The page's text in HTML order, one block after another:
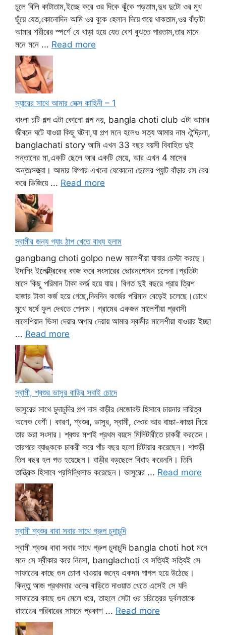
চুলে বিলি কাটাতাম,ইচ্ছে করে ওর দিকে ঝুঁকে পড়তাম,দুধ দুটো ওর মুখ
ছুঁয়ে যেত,কোনোদিন আমি ওর বুকে হেলান দিয়ে শুয়ে থাকতাম,ওর বাঁড়াটা
আমার শরীরের স্পর্শে যে খাড়া হয়ে যেত বেশ বুঝতে পারতাম,তার মানে
মনে মনে ... Read more
স্যারের সাথে আমার সেক্স কাহিনী – 1
বাংলা চটি গল্প এটা কোনো গল্প নয়, bangla choti club এটা আমার
জীবনে ঘটে যাওয়া কিছু ঘটনা,যা গল্প মনে হলেও সত্য আমার নাম ঐন্দ্রিলা,
banglachati story আমি এখন 33 বছর বয়সী বিবাহিত দুই
সন্তানের মা,একটি ছেলে আর একটি মেয়ে, আর এখন 4 মাসের
অন্তঃসত্ত্বা। আমার ফিগার এখনো যেকোনো ছেলের প্যান্ট বাঁড়ার রস বের
করে ভিজিয়ে ... Read more
স্বামীর জন্য গ্যাং ঠাপ খেতে বাধ্য হলাম
gangbang choti golpo new মালেশীয়া যাবার চেস্টা করছে।
ইদানিং ইলেক্ট্রিকের কাজ করে সংসারের ভোরনপোষন চলেনা।প্রতিটা
মাসে কিছু পরিমান টাকা কর্জ হয়ে যায়। বিগত দুই বছরে প্রায় ত্রিশ
হাজার টাকা কর্জ হয়ে গেছে,দিনদিন কর্জের পরিমান বেড়েই চলেছে।চোখে
মুখে ষর্ষে ফুল দেখতে পেলাম। গ্রামের একজন মালেশীয়া প্রবাসী
মালেশিয়ান ভিসা দেয়ার অপার দেয়ায় আমার স্বামীর মালেশীয়া যাওয়ার ইচ্ছা
... Read more
স্বামী, শ্বশুর ভাসুর বাড়ির সবাই চোদে
ভাসুরের সাথে চুদাচুদির গল্প দাস বাড়ীর মেজোবউ হিসাবে চায়নার দায়িত্ব
অনেক বেশী। কারণ, শ্বশুর, ভাসুর, স্বামী, দেওর আর বাচ্চা-কাচ্চা নিয়ে
তার ভরা সংসার। শ্বশুর মশাই প্রথম বয়সে মিলিটারীতে চাকরী করতেন।
তারপরে ব্যাঙ্ককে চাকরী করে পাঁচ বছর হলো রিটায়ার করেছেন। শাশুড়ী
তিন বছর হল গত হয়েছেন। বাড়ীর বড়ছেলে বিবাহ করেননি। তিনি
তান্ত্রিক হিসাবে প্রসিদ্ধিলাভ করেছেন। ভাসুরের ... Read more
স্বামী শ্বশুর বাবা সবার সাথে গ্রুপ চুদাচুদি
স্বামী শ্বশুর বাবা সবার সাথে গ্রুপ চুদাচুদি bangla choti hot মনে
মনে সে স্বীকার করে নিলো, banglachoti যে সত্যিই সত্যিই সে
সাফাতের কাছে গুদ চোদা খাওয়ার জন্যে একদম পাগল হয়ে উঠেছে।
কিন্তু আজ প্রথমবার ওদের বাড়িতে দাওয়াত খেতে এসেই সে যদি
সাফাতের কাছে গুদ মেলে ধরে, তাহলে সেটা ওর চরিত্রের দুর্বলতাকে
রাহাতের পরিবারের সামনে প্রকাশ ... Read more